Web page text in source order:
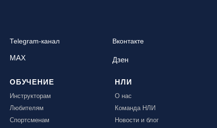
Telegram-канал Вконтакте
MAX Дзен
ОБУЧЕНИЕ
Инструкторам
Любителям
Спортсменам
НЛИ
О нас
Команда НЛИ
Новости и блог